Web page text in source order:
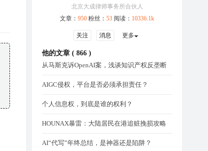
北京大成律师事务所合伙人
文章： 950 粉丝： 53 阅读： 10336.1k
关注 消息 更多
他的文章 ( 866 )
从马斯克诉OpenAI案，浅谈知识产权反垄断
AIGC侵权，平台是否必须承担责任？
个人信息权，到底是谁的权利？
HOUNAX暴雷：大陆居民在港追赃挽损攻略
AI“代写”年终总结，是神器还是陷阱？